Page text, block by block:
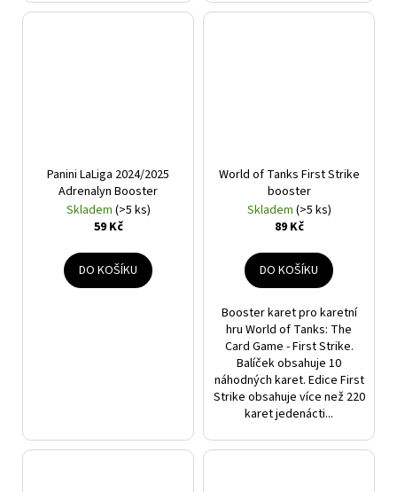
Panini LaLiga 2024/2025
Adrenalyn Booster
Skladem (>5 ks)
59 Kč
DO KOŠÍKU
World of Tanks First Strike
booster
Skladem (>5 ks)
89 Kč
DO KOŠÍKU
Booster karet pro karetní
hru World of Tanks: The
Card Game - First Strike.
Balíček obsahuje 10
náhodných karet. Edice First
Strike obsahuje více než 220
karet jedenácti...